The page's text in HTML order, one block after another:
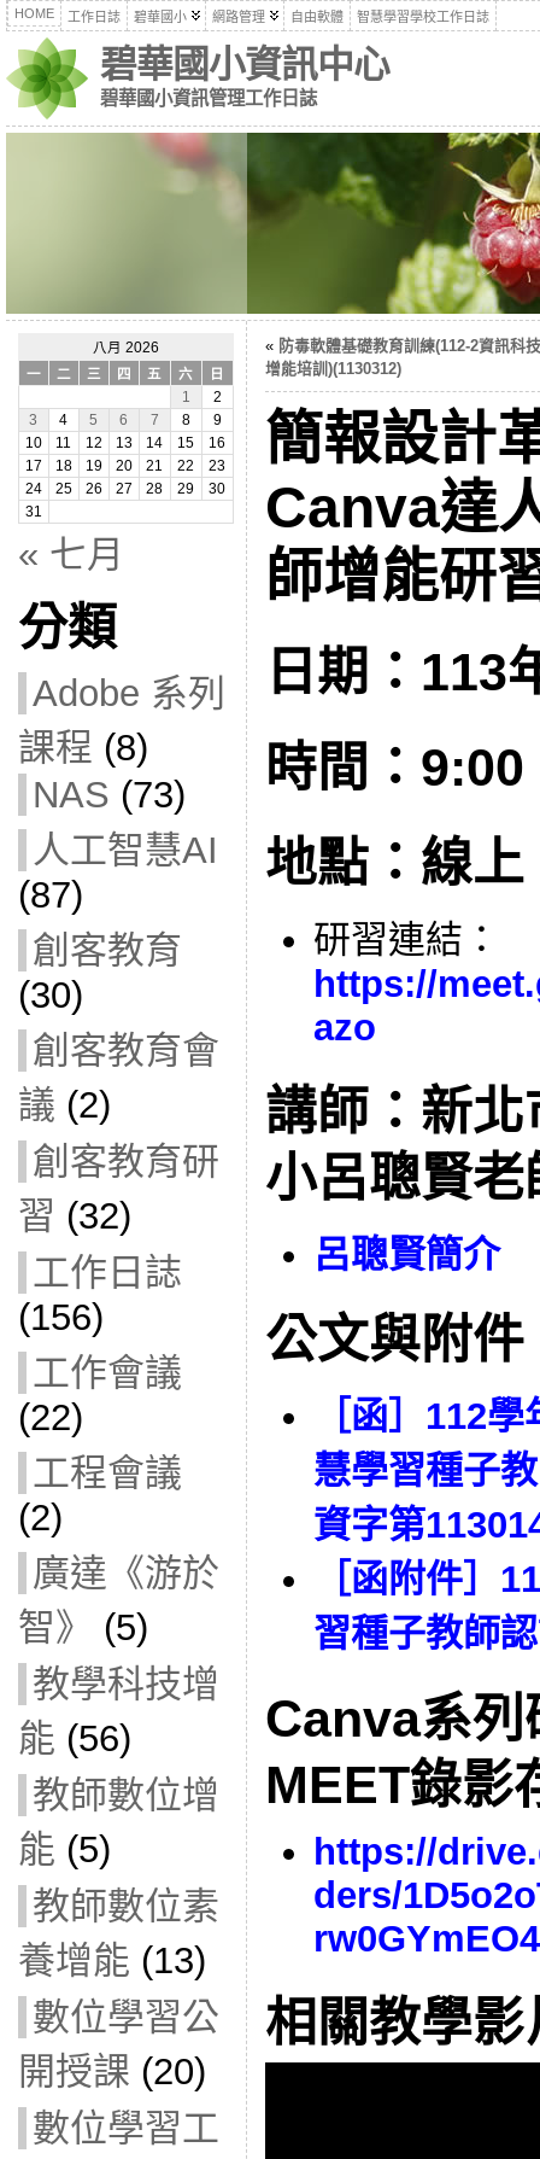
HOME 工作日誌 碧華國小 網路管理 自由軟體 智慧學習學校工作日誌
碧華國小資訊中心
碧華國小資訊管理工作日誌
八月 2026
一
二 三 四 五 六
日
1
2
3
4 5 6 7 8
9
10
11 12 13 14 15
16
17
18 19 20 21 22
23
24
25 26 27 28 29
30
31
« 七月
分類
Adobe 系列
課程 (8)
NAS (73)
人工智慧AI
(87)
創客教育
(30)
創客教育會
議 (2)
創客教育研
習 (32)
工作日誌
(156)
工作會議
(22)
工程會議
(2)
廣達《游於
智》
(5)
教學科技增
能 (56)
教師數位增
能 (5)
教師數位素
養增能 (13)
數位學習公
開授課 (20)
數位學習工
« 防毒軟體基礎教育訓練(112-2資訊科
增能培訓)(1130312)
簡報設計
Canva達
師增能研
日期：113
時間：
地點：線上
研習連結：
https://
azo
講師：新
小呂聰賢老
呂聰賢簡介
公文與附件
［函］112
慧學習種子
資字第
［函附件］
習種子教師
Canva系列
MEET錄影
https://
ders/
相關教學影